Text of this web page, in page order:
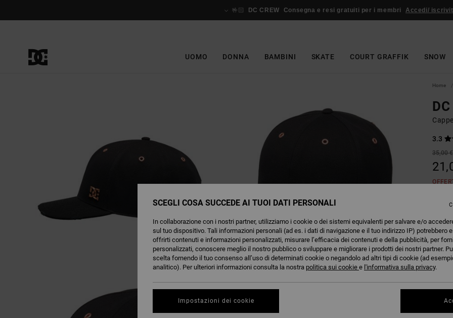
🤟🏻 DC CREW Consegna e resi gratuiti per i membri Accedi/
UOMO DONNA BAMBINI SKATE COURT GRAFFIK SNOW
Home
3.3
35,00 €
SCEGLI COSA SUCCEDE AI TUOI DATI PERSONALI
In collaborazione con i nostri partner, utilizziamo i cookie o dei sistemi equivalenti per salvare e/o
sul tuo dispositivo. Tali informazioni personali (ad es. i dati di navigazione e il tuo indirizzo IP) potrebbero
offrirti contenuti e informazioni personalizzati, misurare l’efficacia dei contenuti e della pubblicità, per
personalizzati, conoscere meglio il nostro pubblico o sviluppare e migliorare i prodotti dei nostri partner.
scelta fornendo il tuo consenso all’uso di determinati cookie o negandolo ad altri tipi di cookie (ad
analitico). Per ulteriori informazioni consulta la nostra politica sui cookie e l'informativa sulla privacy.
Impostazioni dei cookie